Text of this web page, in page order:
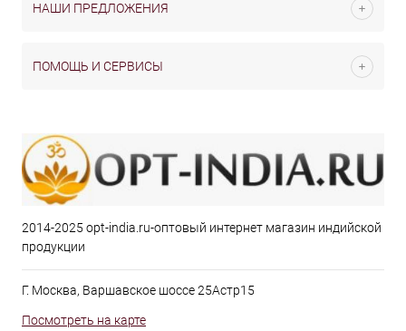
НАШИ ПРЕДЛОЖЕНИЯ
ПОМОЩЬ И СЕРВИСЫ
2014-2025 opt-india.ru-оптовый интернет магазин индийской
продукции
Г. Москва, Варшавское шоссе 25Астр15
Посмотреть на карте